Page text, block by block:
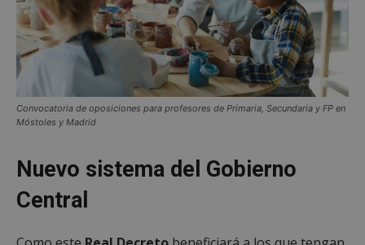
Convocatoria de oposiciones para profesores de Primaria, Secundaria y FP en
Móstoles y Madrid
Nuevo sistema del Gobierno
Central